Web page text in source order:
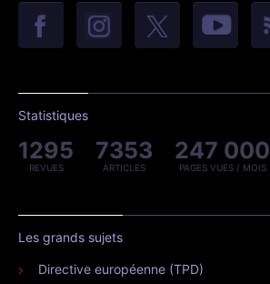
Statistiques
1295
REVUES
7353
ARTICLES
247 000
PAGES VUES / MOIS
Les grands sujets
Directive européenne (TPD)